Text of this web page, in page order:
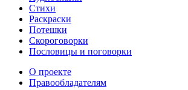
Стихи
Раскраски
Потешки
Скороговорки
Пословицы и поговорки
О проекте
Правообладателям